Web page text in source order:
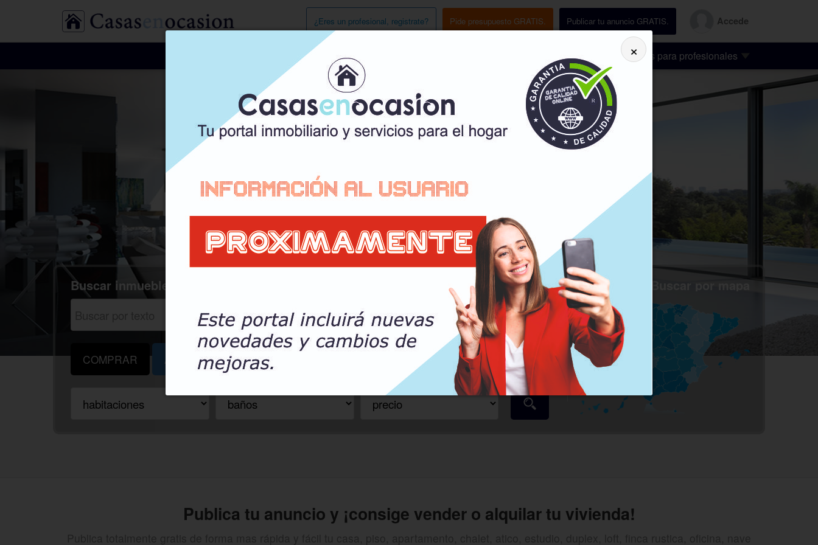
¿Eres un profesional, registrate? Pide presupuesto GRATIS. Publicar tu anuncio GRATIS. Accede
Servicios para el hogar Servicios para profesionales
Buscar inmuebles
Anuncios de toda España
COMPRAR ALQUILAR COMPARTIR
Buscar por mapa
Publica tu anuncio y ¡consige vender o alquilar tu vivienda!
×